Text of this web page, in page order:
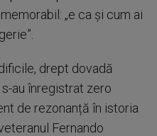
„e ca și cum ai
drept dovadă
au înregistrat zero
de rezonanță în istoria
Fernando